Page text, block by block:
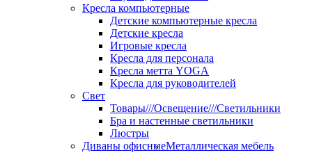
Кресла компьютерные
Детские компьютерные кресла
Детские кресла
Игровые кресла
Кресла для персонала
Кресла метта YOGA
Кресла для руководителей
Свет
Товары///Освещение///Светильники
Бра и настенные светильники
Люстры
Диваны офисныеМеталлическая мебель